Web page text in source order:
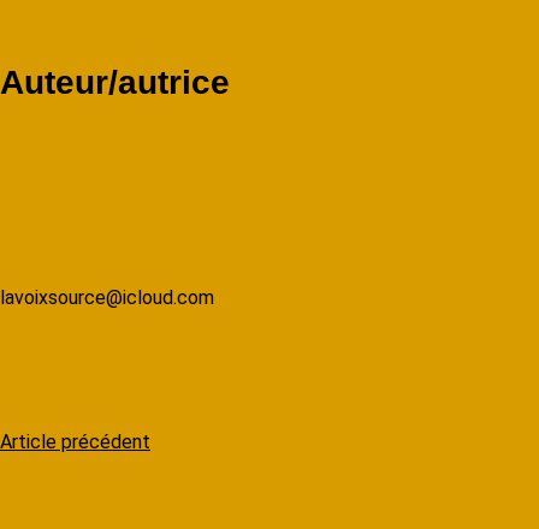
Auteur/autrice
lavoixsource@icloud.com
N
Article précédent